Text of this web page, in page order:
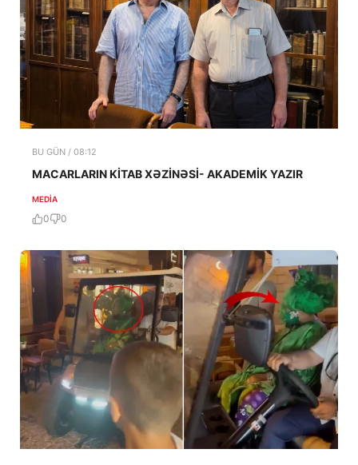
BU GÜN / 08:12
MACARLARIN KİTAB XƏZİNƏSİ- AKADEMİK YAZIR
MEDİA
0 0